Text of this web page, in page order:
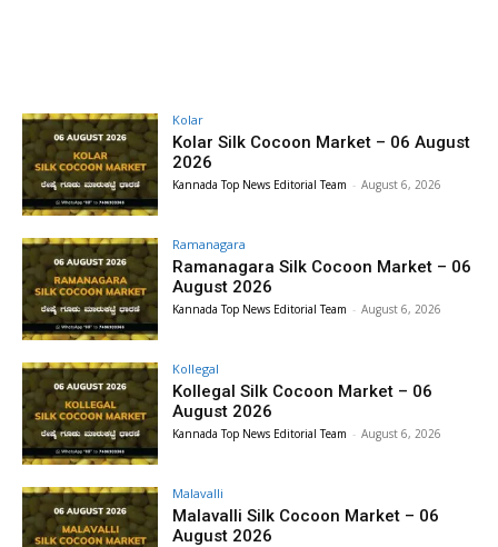
Kolar
Kolar Silk Cocoon Market – 06 August
2026
Kannada Top News Editorial Team - August 6, 2026
Ramanagara
Ramanagara Silk Cocoon Market – 06
August 2026
Kannada Top News Editorial Team - August 6, 2026
Kollegal
Kollegal Silk Cocoon Market – 06
August 2026
Kannada Top News Editorial Team - August 6, 2026
Malavalli
Malavalli Silk Cocoon Market – 06
August 2026